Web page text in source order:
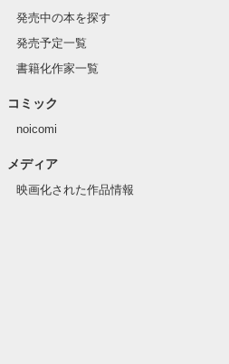
発売中の本を探す
発売予定一覧
書籍化作家一覧
コミック
noicomi
メディア
映画化された作品情報